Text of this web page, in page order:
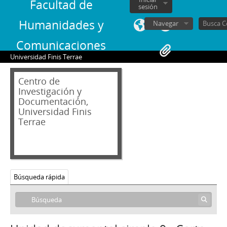
Facultad de
Humanidades y
Comunicaciones
sesión
Navegar
Universidad Finis Terrae
Centro de
Investigación y
Documentación,
Universidad Finis
Terrae
Búsqueda rápida
02 - Archivos personales
JFFL - Juan Francisco Fresno Larraín
GIF - Gonzalo Izquierdo Fernández
SOJR - Sergio Onofre Jarpa Reyes
1 - Carta de Sergio Onofre Jarpa a Fray Francisco Valdés Subercaseaux
2 - Carta del Embajador Juan Carlos Katzenstein a Sergio Onofre Jarpa